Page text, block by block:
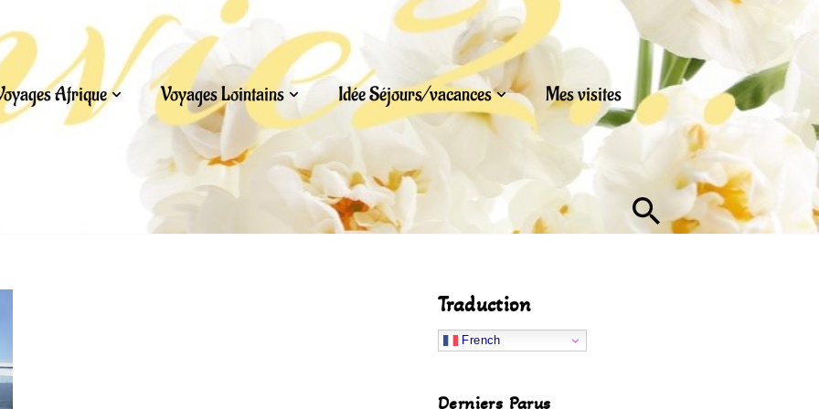
Afrique Voyages Lointains Idée Séjours/vacances Mes visites
Traduction
French
Derniers Parus